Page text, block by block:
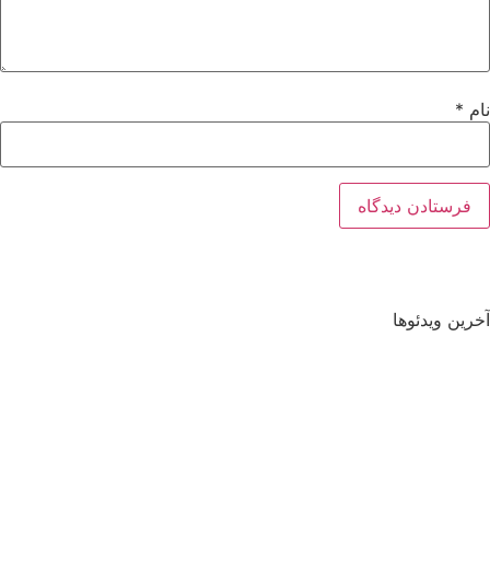
نام *
آخرین ویدئوها